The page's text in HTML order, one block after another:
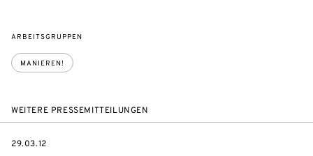
ARBEITSGRUPPEN
MANIEREN!
WEITERE PRESSEMITTEILUNGEN
DATE
29.03.12